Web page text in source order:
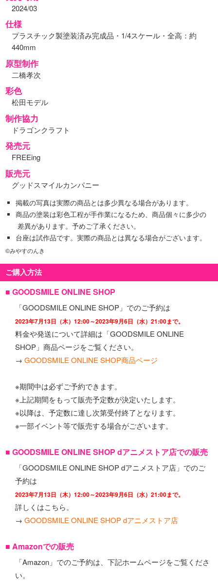
2024/03
仕様
プラスチック製塗装済み完成品・1/4スケール・全高：約
440mm
原型制作
二橋孝次
彩色
松田モデル
制作協力
ドラゴンクラフト
発売元
FREEing
販売元
グッドスマイルカンパニー
掲載の写真は実際の商品とは多少異なる場合があります。
商品の塗装は彩色工程が手作業になるため、商品個々に多少の
差異があります。予めご了承ください。
台座は試作品です。実際の商品とは異なる場合がございます。
©みやすのんき
ご購入方法
■ GOODSMILE ONLINE SHOP
「GOODSMILE ONLINE SHOP」でのご予約は
2023年7月13日（木）12:00～2023年9月6日（水）21:00まで。
料金や発送について詳細は「GOODSMILE ONLINE
SHOP」商品ページをご覧ください。
→GOODSMILE ONLINE SHOP商品ページ
※期間中は必ずご予約できます。
※上記期間をもって販売予定数が決定いたします。
※以降は、予定数に達し次第受付終了となります。
※一部イベント等で販売する場合がございます。
■ GOODSMILE ONLINE SHOP dアニメストア店での販売
「GOODSMILE ONLINE SHOP dアニメストア店」でのご
予約は
2023年7月13日（木）12:00～2023年9月6日（水）21:00まで。
詳しくはこちら。
→GOODSMILE ONLINE SHOP dアニメストア店
■ Amazonでの販売
「Amazon」でのご予約は、下記ホームページをご覧くださ
い。